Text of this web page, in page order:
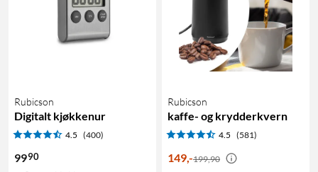
Rubicson
Digitalt kjøkkenur
4.5 (400)
9990
Rubicson
kaffe- og krydderkvern
4.5 (581)
149,-199,90